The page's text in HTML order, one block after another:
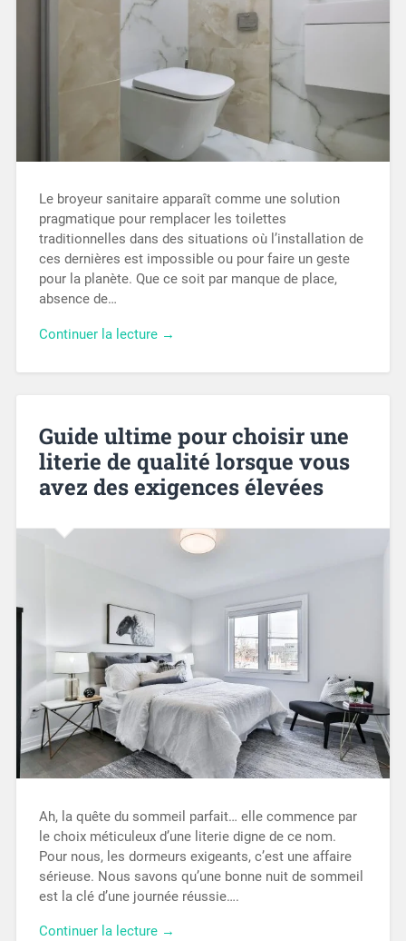
Le broyeur sanitaire apparaît comme une solution
pragmatique pour remplacer les toilettes
traditionnelles dans des situations où l’installation de
ces dernières est impossible ou pour faire un geste
pour la planète. Que ce soit par manque de place,
absence de…
Continuer la lecture →
Guide ultime pour choisir une
literie de qualité lorsque vous
avez des exigences élevées
Ah, la quête du sommeil parfait… elle commence par
le choix méticuleux d’une literie digne de ce nom.
Pour nous, les dormeurs exigeants, c’est une affaire
sérieuse. Nous savons qu’une bonne nuit de sommeil
est la clé d’une journée réussie….
Continuer la lecture →